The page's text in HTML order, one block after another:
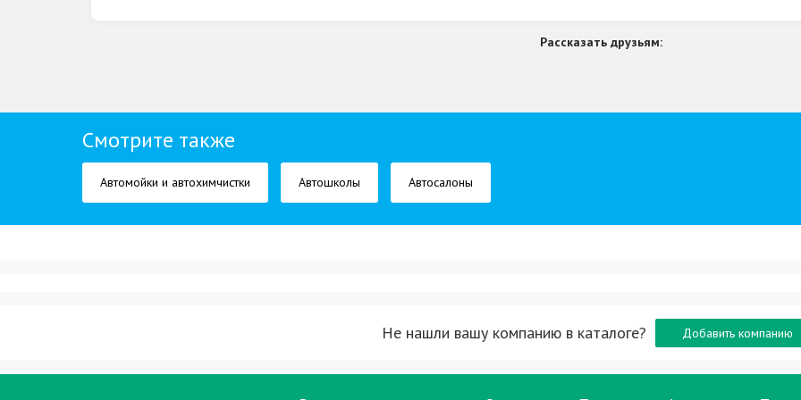
Рассказать друзьям:
Смотрите также
Автомойки и автохимчистки Автошколы Автосалоны
Не нашли вашу компанию в каталоге? Добавить компанию